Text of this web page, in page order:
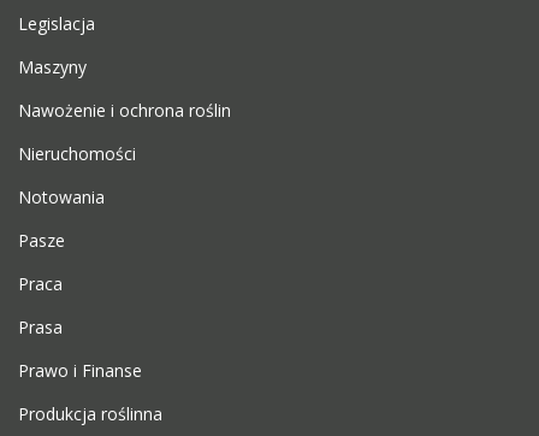
Legislacja
Maszyny
Nawożenie i ochrona roślin
Nieruchomości
Notowania
Pasze
Praca
Prasa
Prawo i Finanse
Produkcja roślinna